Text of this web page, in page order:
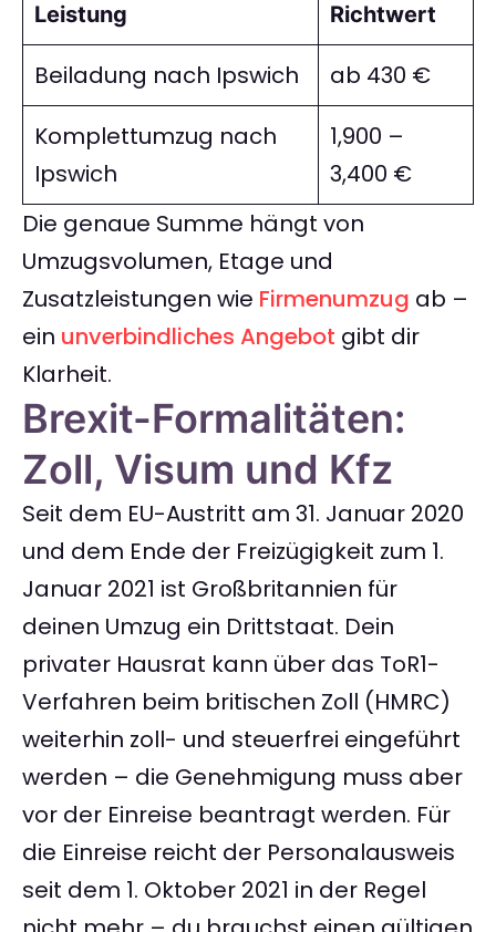
Leistung Richtwert
Beiladung nach Ipswich
ab 430 €
Komplettumzug nach
Ipswich
1,900 –
3,400 €
Die genaue Summe hängt von
Umzugsvolumen, Etage und
Zusatzleistungen wie Firmenumzug ab –
ein unverbindliches Angebot gibt dir
Klarheit.
Brexit-Formalitäten:
Zoll, Visum und Kfz
Seit dem EU-Austritt am 31. Januar 2020
und dem Ende der Freizügigkeit zum 1.
Januar 2021 ist Großbritannien für
deinen Umzug ein Drittstaat. Dein
privater Hausrat kann über das ToR1-
Verfahren beim britischen Zoll (HMRC)
weiterhin zoll- und steuerfrei eingeführt
werden – die Genehmigung muss aber
vor der Einreise beantragt werden. Für
die Einreise reicht der Personalausweis
seit dem 1. Oktober 2021 in der Regel